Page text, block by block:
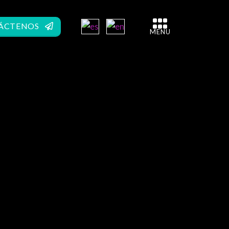
MENU